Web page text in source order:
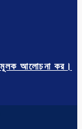
আলোচনা কর।